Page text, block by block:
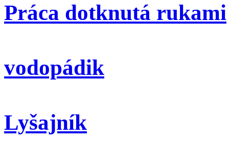
Práca dotknutá rukami
vodopádik
Lyšajník